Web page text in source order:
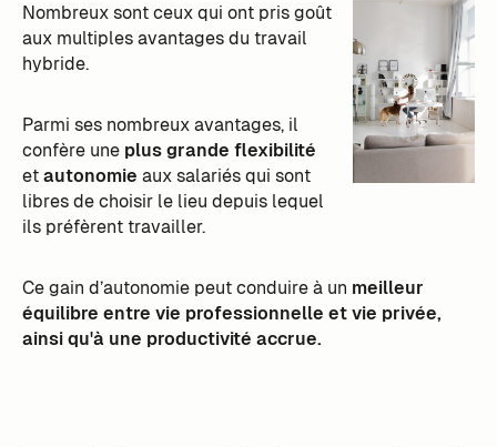
Nombreux sont ceux qui ont pris goût
aux multiples avantages du travail
hybride.
Parmi ses nombreux avantages, il
confère uneplus grande flexibilité
etautonomie aux salariés qui sont
libres de choisir le lieu depuis lequel
ils préfèrent travailler.
Ce gain d’autonomie peut conduire à un meilleur
équilibre entre vie professionnelle et vie privée,
ainsi qu'à une productivité accrue.